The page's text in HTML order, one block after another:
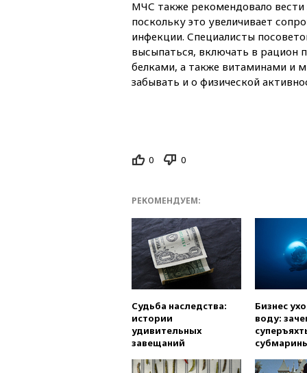
МЧС также рекомендовало
поскольку это увеличивает
инфекции. Специалисты
высыпаться, включать в рацион
белками, а также витаминами и
забывать и о физической
0 0
РЕКОМЕНДУЕМ:
Судьба наследства:
истории
удивительных
завещаний
Бизнес
воду: